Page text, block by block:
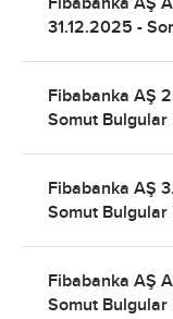
31.12.2025 -
Fibabanka AŞ
Somut Bulgular
Fibabanka AŞ
Somut Bulgular
Fibabanka AŞ
Somut Bulgular